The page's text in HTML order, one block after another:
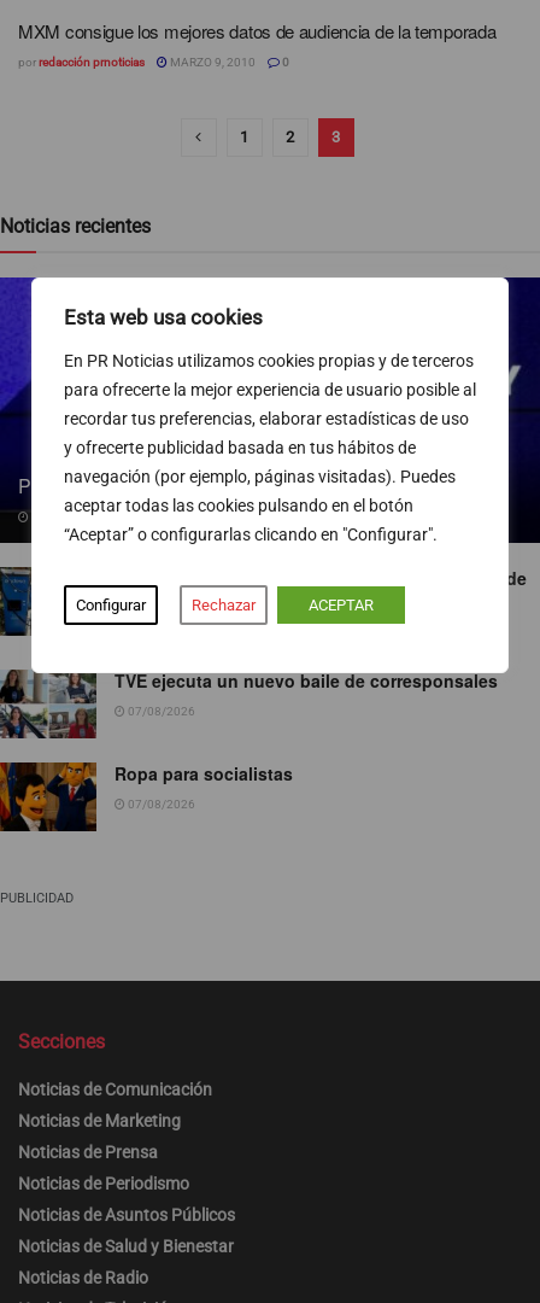
Esta web usa cookies
En PR Noticias utilizamos cookies propias y de terceros
para ofrecerte la mejor experiencia de usuario posible al
recordar tus preferencias, elaborar estadísticas de uso
y ofrecerte publicidad basada en tus hábitos de
navegación (por ejemplo, páginas visitadas). Puedes
aceptar todas las cookies pulsando en el botón
“Aceptar” o configurarlas clicando en "Configurar".
Configurar Rechazar ACEPTAR
MXM consigue los mejores datos de audiencia de la temporada
porredacción prnoticias MARZO 9, 2010 0
1 2 3
Noticias recientes
Pedro Blanco gana peso en la SER
09/08/2026
Endesa pone a disposición más de 300 puntos de
recarga abiertos al público
TVE ejecuta un nuevo baile de corresponsales
07/08/2026
Ropa para socialistas
07/08/2026
PUBLICIDAD
Secciones
Noticias de Comunicación
Noticias de Marketing
Noticias de Prensa
Noticias de Periodismo
Noticias de Asuntos Públicos
Noticias de Salud y Bienestar
Noticias de Radio